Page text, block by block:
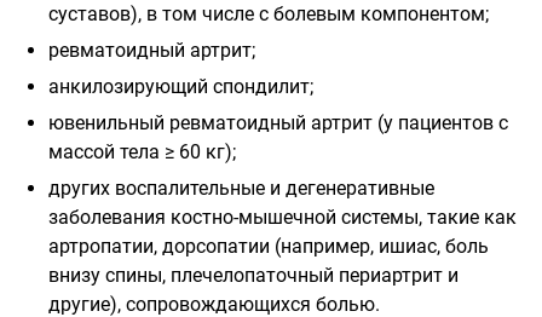
суставов), в том числе с болевым компонентом;
ревматоидный артрит;
анкилозирующий спондилит;
ювенильный ревматоидный артрит (у пациентов с
массой тела ≥ 60 кг);
других воспалительные и дегенеративные
заболевания костно-мышечной системы, такие как
артропатии, дорсопатии (например, ишиас, боль
внизу спины, плечелопаточный периартрит и
другие), сопровождающихся болью.